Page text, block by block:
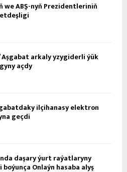
we ABŞ-nyň Prezidentleriniň
Aşgabat arkaly yzygiderli ýük
açdy
ilçihanasy elektron
geçdi
daşary ýurt raýatlaryny
Onlaýn hasaba alyş